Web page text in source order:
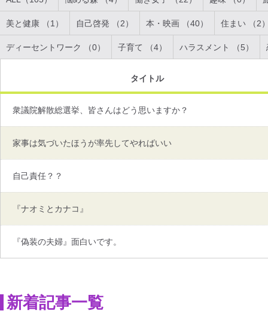
美と健康 （1） 自己啓発 （2） 本・映画 （40） 住まい （2
ディーセントワーク （0） 子育て （4） ハラスメント （5）
タイトル
衆議院解散総選挙、皆さんはどう思いますか？
家事は気づいたほうが率先してやればいい
自己責任？？
『ナオミとカナコ』
『偽装の夫婦』面白いです。
新着記事一覧